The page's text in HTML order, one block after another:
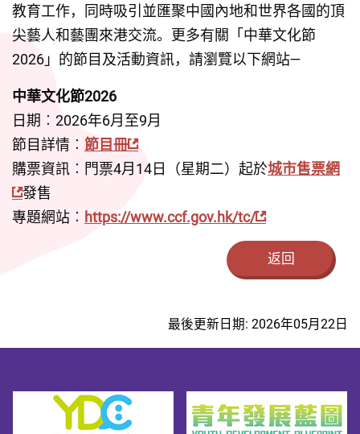
教育工作，同時吸引並匯聚中國內地和世界各國的頂
尖藝人和藝團來港交流。更多有關「中華文化節
2026」的節目及活動資訊，請瀏覽以下網站—
中華文化節2026
日期︰2026年6月至9月
節目詳情︰ 節目冊
購票資訊︰門票4月14日（星期二）起於城市售票網
發售
專題網站︰ https://www.ccf.gov.hk/tc/
返回
最後更新日期: 2026年05月22日